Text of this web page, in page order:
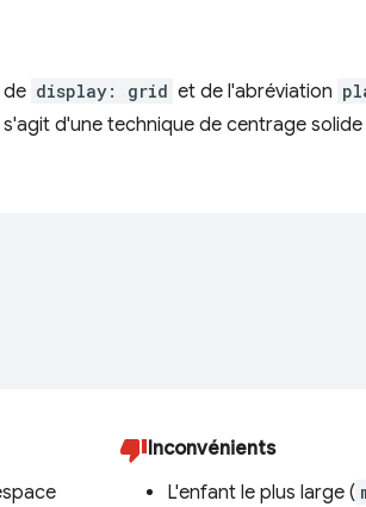
de display: grid et de l'abréviation
d'une technique de centrage
Inconvénients
L'enfant le plus large (